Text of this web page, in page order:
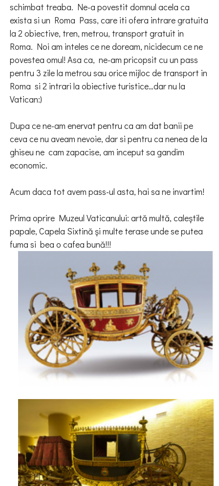
schimbat treaba. Ne-a povestit domnul acela ca
exista si un Roma Pass, care iti ofera intrare gratuita
la 2 obiective, tren, metrou, transport gratuit in
Roma. Noi am inteles ce ne doream, nicidecum ce ne
povestea omul! Asa ca, ne-am pricopsit cu un pass
pentru 3 zile la metrou sau orice mijloc de transport in
Roma si 2 intrari la obiective turistice…dar nu la
Vatican:)
Dupa ce ne-am enervat pentru ca am dat banii pe
ceva ce nu aveam nevoie, dar si pentru ca nenea de la
ghiseu ne cam zapacise, am inceput sa gandim
economic.
Acum daca tot avem pass-ul asta, hai sa ne invartim!
Prima oprire Muzeul Vaticanului: artă multă, caleștile
papale, Capela Sixtină și multe terase unde se putea
fuma si bea o cafea bună!!!